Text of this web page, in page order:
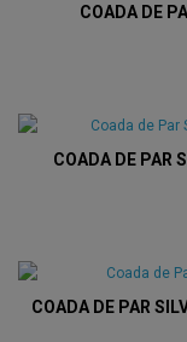
COADA DE
COADA DE PAR
COADA DE PAR